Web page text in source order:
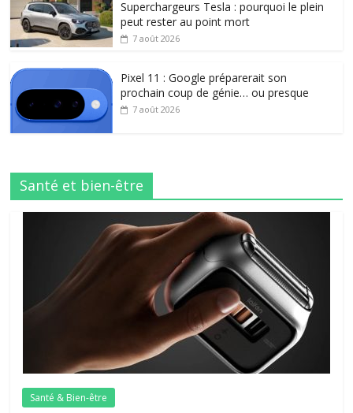
Superchargeurs Tesla : pourquoi le plein
peut rester au point mort
7 août 2026
Pixel 11 : Google préparerait son
prochain coup de génie… ou presque
7 août 2026
Santé et bien-être
Santé & Bien-être